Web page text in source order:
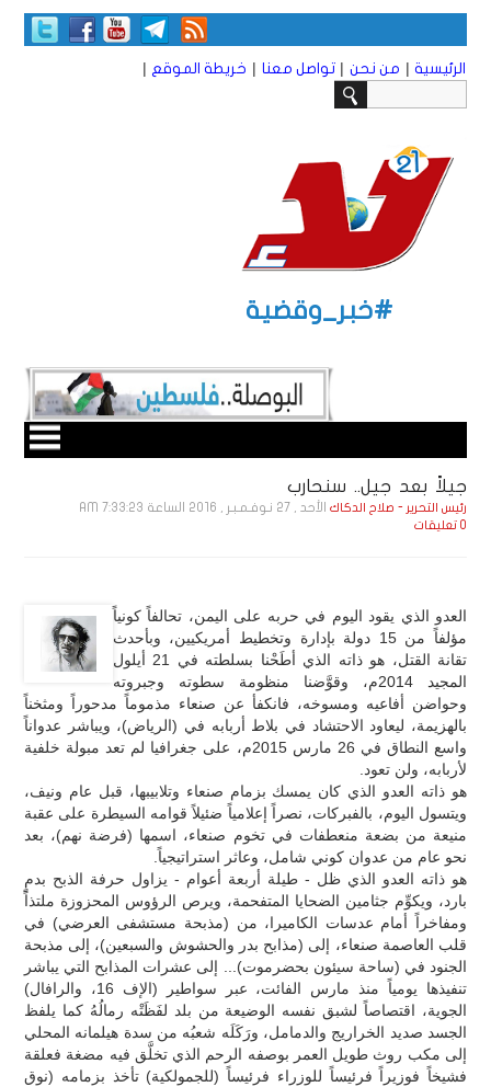
الرئيسية | من نحن | تواصل معنا | خريطة الموقع |
#خبر_وقضية
جيلاً بعد جيل.. سنحارب
رئيس التحرير - صلاح الدكاك الأحد , 27 نـوفـمـبـر , 2016 الساعة 7:33:23 AM
0 تعليقات
العدو الذي يقود اليوم في حربه على اليمن، تحالفاً كونياً
مؤلفاً من 15 دولة بإدارة وتخطيط أمريكيين، وبأحدث
تقانة القتل، هو ذاته الذي أطَحْنا بسلطته في 21 أيلول
المجيد 2014م، وقوَّضنا منظومة سطوته وجبروته
وحواضن أفاعيه ومسوخه، فانكفأ عن صنعاء مذموماً مدحوراً ومثخناً
بالهزيمة، ليعاود الاحتشاد في بلاط أربابه في (الرياض)، ويباشر عدواناً
واسع النطاق في 26 مارس 2015م، على جغرافيا لم تعد مبولة خلفية
لأربابه، ولن تعود.
هو ذاته العدو الذي كان يمسك بزمام صنعاء وتلابيبها، قبل عام ونيف،
ويتسول اليوم، بالفبركات، نصراً إعلامياً ضئيلاً قوامه السيطرة على عقبة
منيعة من بضعة منعطفات في تخوم صنعاء، اسمها (فرضة نهم)، بعد
نحو عام من عدوان كوني شامل، وعاثر استراتيجياً.
هو ذاته العدو الذي ظل - طيلة أربعة أعوام - يزاول حرفة الذبح بدمٍ
بارد، ويكوِّم جثامين الضحايا المتفحمة، ويرص الرؤوس المحزوزة ملتذاً
ومفاخراً أمام عدسات الكاميرا، من (مذبحة مستشفى العرضي) في
قلب العاصمة صنعاء، إلى (مذابح بدر والحشوش والسبعين)، إلى مذبحة
الجنود في (ساحة سيئون بحضرموت)... إلى عشرات المذابح التي يباشر
تنفيذها يومياً منذ مارس الفائت، عبر سواطير (الإف 16، والرافال)
الجوية، اقتصاصاً لشبق نفسه الوضيعة من بلد لفَظَتْه رمالُهُ كما يلفظ
الجسد صديد الخراريج والدمامل، ورَكَلَه شعبُه من سدة هيلمانه المحلي
إلى مكب روث طويل العمر بوصفه الرحم الذي تخلَّق فيه مضغة فعلقة
فشيخاً فوزيراً فرئيساً للوزراء فرئيساً (للجمولكية) تأخذ بزمامه (نوق